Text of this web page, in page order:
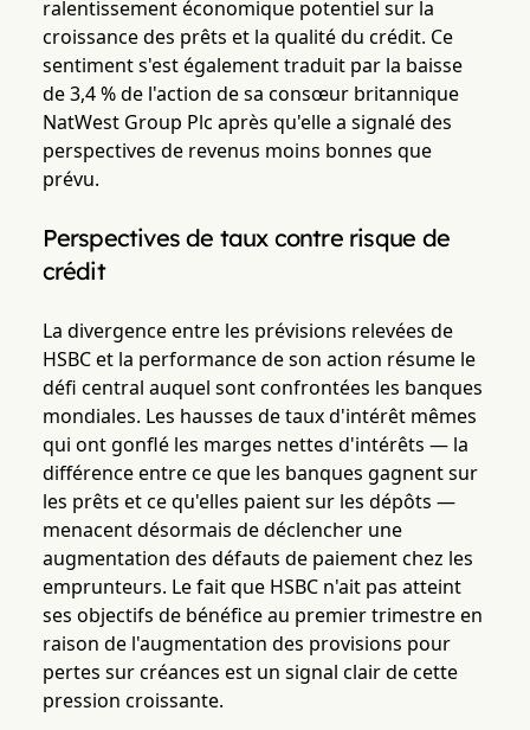
ralentissement économique potentiel sur la
croissance des prêts et la qualité du crédit. Ce
sentiment s'est également traduit par la baisse
de 3,4 % de l'action de sa consœur britannique
NatWest Group Plc après qu'elle a signalé des
perspectives de revenus moins bonnes que
prévu.
Perspectives de taux contre risque de
crédit
La divergence entre les prévisions relevées de
HSBC et la performance de son action résume le
défi central auquel sont confrontées les banques
mondiales. Les hausses de taux d'intérêt mêmes
qui ont gonflé les marges nettes d'intérêts — la
différence entre ce que les banques gagnent sur
les prêts et ce qu'elles paient sur les dépôts —
menacent désormais de déclencher une
augmentation des défauts de paiement chez les
emprunteurs. Le fait que HSBC n'ait pas atteint
ses objectifs de bénéfice au premier trimestre en
raison de l'augmentation des provisions pour
pertes sur créances est un signal clair de cette
pression croissante.